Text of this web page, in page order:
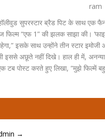
ram
सुपरस्टार ब्रैड पिट के साथ एक
फिल्म “एफ 1” की झलक साझा की।
इसके साथ उन्होंने तीन स्टार
इससे अछूते नहीं दिखे। हाल ही में,
एक टब पोस्ट करते हुए लिखा, “मुझे
→